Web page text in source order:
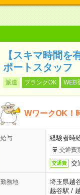
【スキマ時間を
ポートスタッフ
派遣 ブランクOK WEB
WワークOK！
給与 経験者時
交通費
交通費 交
勤務地
埼玉県越
越谷駅 /